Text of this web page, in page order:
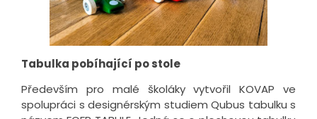
Tabulka pobíhající po stole
Především pro malé školáky vytvořil KOVAP ve
spolupráci s designérským studiem Qubus tabulku s